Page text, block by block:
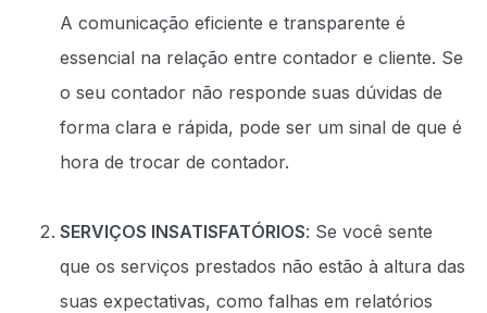
A comunicação eficiente e transparente é
essencial na relação entre contador e cliente. Se
o seu contador não responde suas dúvidas de
forma clara e rápida, pode ser um sinal de que é
hora de trocar de contador.
SERVIÇOS INSATISFATÓRIOS: Se você sente
que os serviços prestados não estão à altura das
suas expectativas, como falhas em relatórios